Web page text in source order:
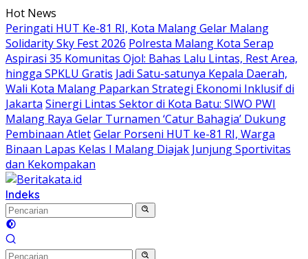
Langsung
ke
konten
Hot News
Peringati HUT Ke-81 RI, Kota Malang Gelar Malang
Solidarity Sky Fest 2026 Polresta Malang Kota Serap
Aspirasi 35 Komunitas Ojol: Bahas Lalu Lintas, Rest Area,
hingga SPKLU Gratis Jadi Satu-satunya Kepala Daerah,
Wali Kota Malang Paparkan Strategi Ekonomi Inklusif di
Jakarta Sinergi Lintas Sektor di Kota Batu: SIWO PWI
Malang Raya Gelar Turnamen ‘Catur Bahagia’ Dukung
Pembinaan AtletGelar Porseni HUT ke-81 RI, Warga
Binaan Lapas Kelas I Malang Diajak Junjung Sportivitas
dan Kekompakan
Indeks